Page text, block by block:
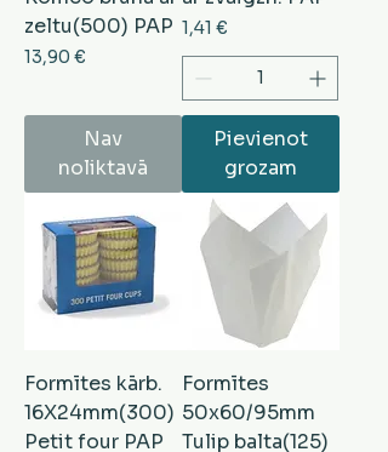
zeltu(500) PAP
Cena
13,90 €
Nav
noliktavā
Cena
1,41 €
Pievienot
grozam
Formītes kārb.
16X24mm(300)
Petit four PAP
Formītes
50x60/95mm
Tulip balta(125)